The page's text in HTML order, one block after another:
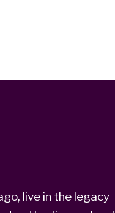
live in the legacy